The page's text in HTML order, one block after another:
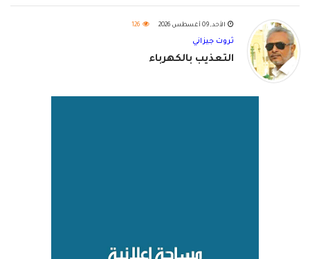
الأحد, 09 أغسطس 2026 126
ثروت جيزاني
التعذيب بالكهرباء